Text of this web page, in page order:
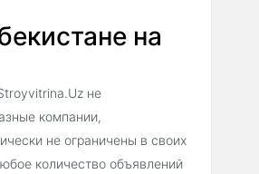
на
не
компании,
не ограничены в своих
количество объявлений